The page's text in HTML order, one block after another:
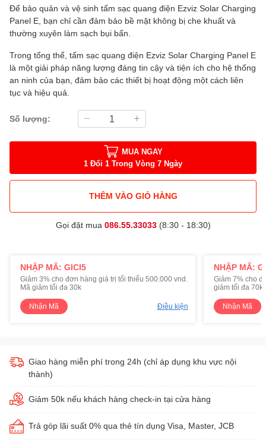
Để bảo quản và vệ sinh tấm sạc quang điện Ezviz Solar Charging
Panel E, bạn chỉ cần đảm bảo bề mặt không bị che khuất và
thường xuyên làm sạch bụi bẩn.
Trong tổng thể, tấm sạc quang điện Ezviz Solar Charging Panel E
là một giải pháp năng lượng đáng tin cậy và tiện ích cho hệ thống
an ninh của bạn, đảm bảo các thiết bị hoạt động một cách liên
tục và hiệu quả.
Số lượng:
MUA NGAY
1 Đổi 1 Trong Vòng 7 Ngày
THÊM VÀO GIỎ HÀNG
Gọi đặt mua 086.55.33033(8:30 - 18:30)
NHẬP MÃ: GICI5
Giảm 3% cho đơn hàng giá trị tối thiểu 500.000 vnd.
Mã giảm tối đa 30k
Nhận Mã Điều kiện
NHẬP MÃ:
Giảm 7% cho
giảm tối đa 70k
Nhận Mã
Giao hàng miễn phí trong 24h (chỉ áp dụng khu vực nội
thành)
Giảm 50k nếu khách hàng check-in tại cửa hàng
Trả góp lãi suất 0% qua thẻ tín dụng Visa, Master, JCB